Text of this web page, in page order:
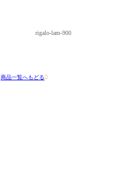
rigalo-lam-900
商品一覧へもどる